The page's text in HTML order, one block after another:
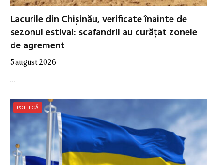
Lacurile din Chișinău, verificate înainte de
sezonul estival: scafandrii au curățat zonele
de agrement
5 august 2026
…
POLITICĂ